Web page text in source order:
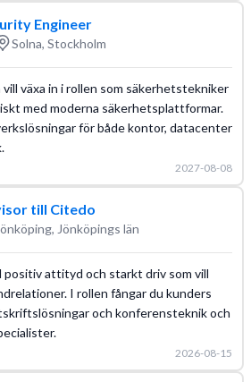
Engineer
Solna, Stockholm
växa in i rollen som säkerhetstekniker
med moderna säkerhetsplattformar.
för både kontor, datacenter
2027-08-08
till Citedo
Jönköpings län
positiv attityd och starkt driv som vill
I rollen fångar du kunders
och konferensteknik och
2026-08-15